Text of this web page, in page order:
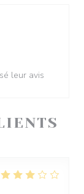
leur avis